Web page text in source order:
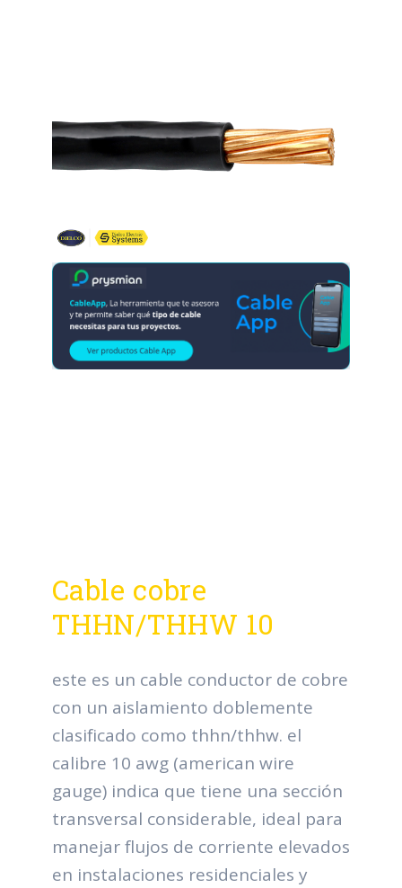
Cable cobre
THHN/THHW 10
este es un cable conductor de cobre
con un aislamiento doblemente
clasificado como thhn/thhw. el
calibre 10 awg (american wire
gauge) indica que tiene una sección
transversal considerable, ideal para
manejar flujos de corriente elevados
en instalaciones residenciales y